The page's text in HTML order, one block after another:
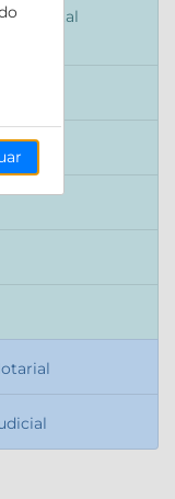
Digital